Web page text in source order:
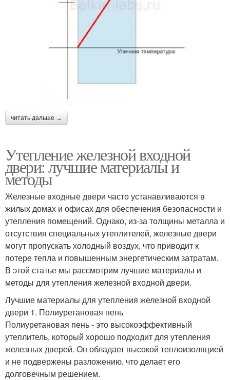
читать дальше →
Утепление железной входной
двери: лучшие материалы и
методы
Железные входные двери часто устанавливаются в
жилых домах и офисах для обеспечения безопасности и
утепления помещений. Однако, из-за толщины металла и
отсутствия специальных утеплителей, железные двери
могут пропускать холодный воздух, что приводит к
потере тепла и повышенным энергетическим затратам.
В этой статье мы рассмотрим лучшие материалы и
методы для утепления железной входной двери.
Лучшие материалы для утепления железной входной
двери 1. Полиуретановая пень
Полиуретановая пень - это высокоэффективный
утеплитель, который хорошо подходит для утепления
железных дверей. Он обладает высокой теплоизоляцией
и не подвержены разложению, что делает его
долговечным решением.